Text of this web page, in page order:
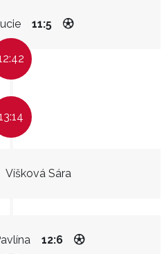
11:5
Víšková Sára
12:6